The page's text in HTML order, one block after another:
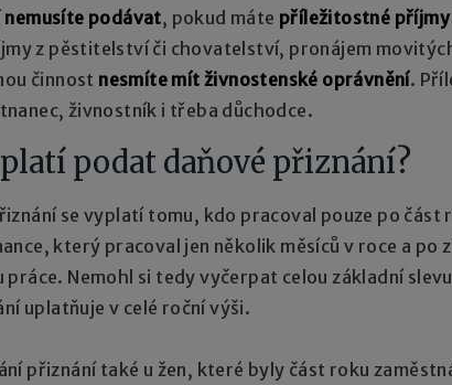
nemusíte podávat, pokud máte příležitostné
z pěstitelství či chovatelství, pronájem
činnost nesmíte mít živnostenské oprávnění.
živnostník i třeba důchodce.
podat daňové přiznání?
se vyplatí tomu, kdo pracoval pouze po část
který pracoval jen několik měsíců v roce a po
práce. Nemohl si tedy vyčerpat celou základní
uplatňuje v celé roční výši.
přiznání také u žen, které byly část roku